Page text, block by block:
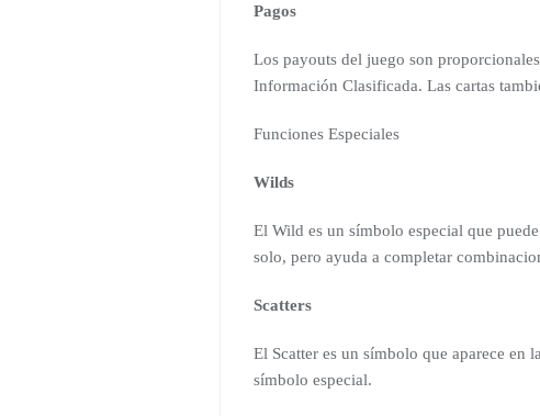
Pagos
Los payouts del juego son
Información Clasificada. Las cartas
Funciones Especiales
Wilds
El Wild es un símbolo especial que
solo, pero ayuda a completar
Scatters
El Scatter es un símbolo que aparece en
símbolo especial.